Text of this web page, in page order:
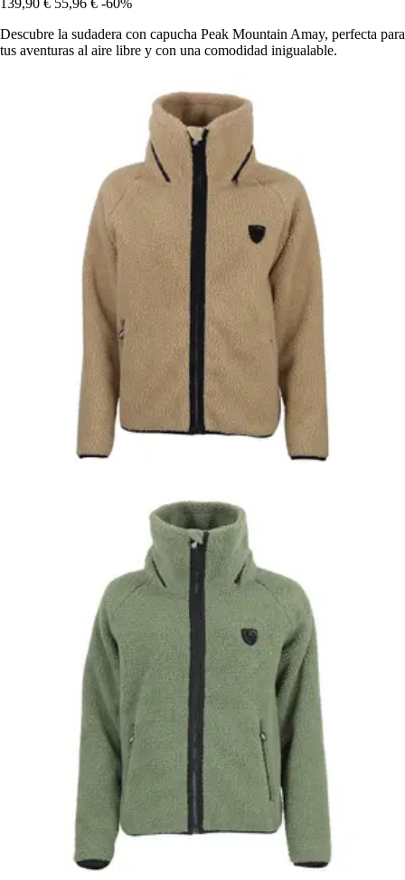
Descubre la sudadera con capucha Peak Mountain Amay, perfecta para
tus aventuras al aire libre y con una comodidad inigualable.